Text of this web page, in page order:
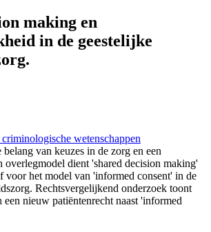
making en
in de geestelijke
wetenschappen
van keuzes in de zorg en een
overlegmodel dient 'shared decision making'
voor het model van 'informed consent' in de
Rechtsvergelijkend onderzoek toont
een nieuw patiëntenrecht naast 'informed